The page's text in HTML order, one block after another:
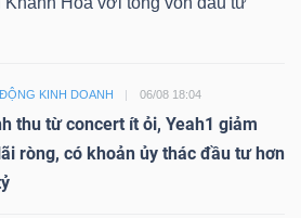
KINH DOANH 06/08 18:04
thu từ concert ít ỏi, Yeah1 giảm
ròng, có khoản ủy thác đầu tư hơn